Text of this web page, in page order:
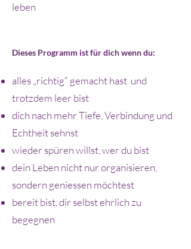
leben
Dieses Programm ist für dich wenn du:
alles „richtig“ gemacht hast und
trotzdem leer bist
dich nach mehr Tiefe, Verbindung und
Echtheit sehnst
wieder spüren willst, wer du bist
dein Leben nicht nur organisieren,
sondern geniessen möchtest
bereit bist, dir selbst ehrlich zu
begegnen